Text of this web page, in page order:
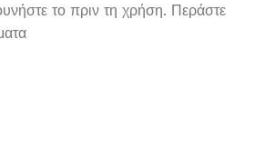
το πριν τη χρήση. Περάστε